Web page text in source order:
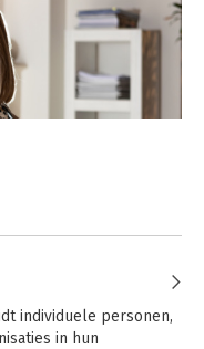
individuele personen,
in hun